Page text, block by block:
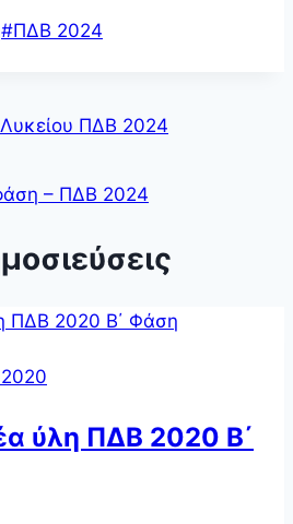
#ΠΔΒ 2024
ΠΔΒ 2024
– ΠΔΒ 2024
ύλη ΠΔΒ 2020 Β΄